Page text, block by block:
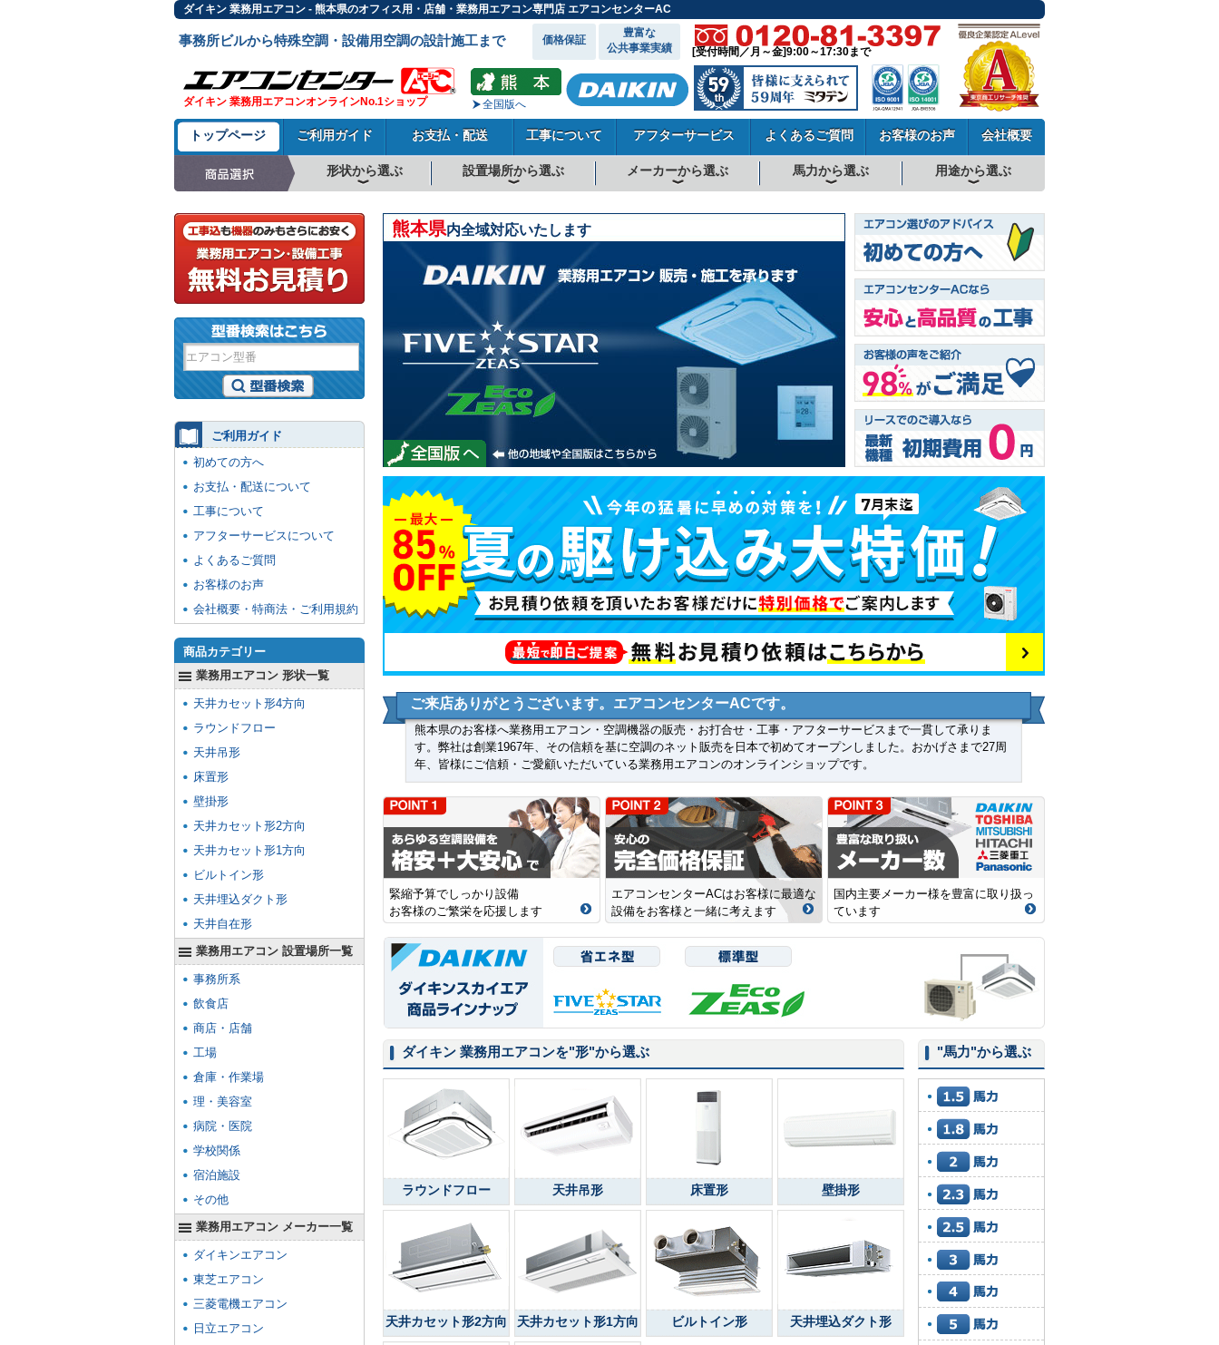
ダイキン 業務用エアコン - 熊本県のオフィス用・店舗・業務用エアコン専門店 エアコンセンターAC
事務所ビルから特殊空調・設備用空調の設計施工まで 価格保証
豊富な
公共事業実績
ダイキン 業務用エアコンオンラインNo.1ショップ 全国版へ
[受付時間／月～金]9:00～17:30まで
トップページ ご利用ガイド お支払・配送 工事について アフターサービス よくあるご質問 お客様のお声 会社概要
形状から選ぶ 設置場所から選ぶ メーカーから選ぶ 馬力から選ぶ 用途から選ぶ
熊本県内全域対応いたします
ご来店ありがとうございます。エアコンセンターACです。
熊本県のお客様へ業務用エアコン・空調機器の販売・お打合せ・工事・アフターサービスまで一貫して承りま
す。弊社は創業1967年、その信頼を基に空調のネット販売を日本で初めてオープンしました。おかげさまで27周
年、皆様にご信頼・ご愛顧いただいている業務用エアコンのオンラインショップです。
緊縮予算でしっかり設備
お客様のご繁栄を応援します
エアコンセンターACはお客様に最適な
設備をお客様と一緒に考えます
国内主要メーカー様を豊富に取り扱っ
ています
ダイキン 業務用エアコンを"形"から選ぶ
ラウンドフロー 天井吊形 床置形 壁掛形
天井カセット形2方向 天井カセット形1方向 ビルトイン形 天井埋込ダクト形
"馬力"から選ぶ
ご利用ガイド
初めての方へ
お支払・配送について
工事について
アフターサービスについて
よくあるご質問
お客様のお声
会社概要・特商法・ご利用規約
商品カテゴリー
業務用エアコン 形状一覧
天井カセット形4方向
ラウンドフロー
天井吊形
床置形
壁掛形
天井カセット形2方向
天井カセット形1方向
ビルトイン形
天井埋込ダクト形
天井自在形
業務用エアコン 設置場所一覧
事務所系
飲食店
商店・店舗
工場
倉庫・作業場
理・美容室
病院・医院
学校関係
宿泊施設
その他
業務用エアコン メーカー一覧
ダイキンエアコン
東芝エアコン
三菱電機エアコン
日立エアコン